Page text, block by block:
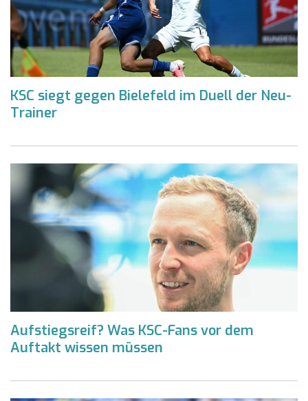
KSC siegt gegen Bielefeld im Duell der Neu-
Trainer
Aufstiegsreif? Was KSC-Fans vor dem
Auftakt wissen müssen